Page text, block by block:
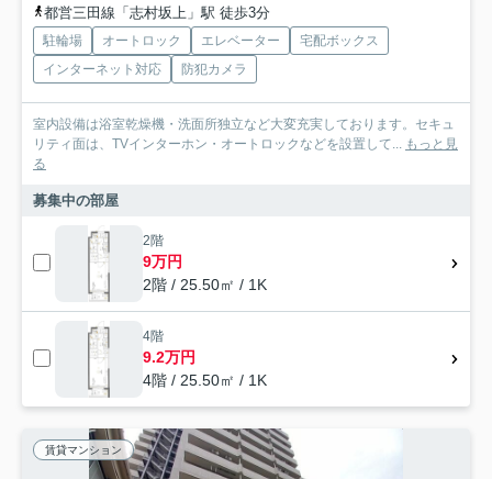
都営三田線「志村坂上」駅 徒歩3分
駐輪場 オートロック エレベーター
宅配ボックス
インターネット対応
防犯カメラ
室内設備は浴室乾燥機・洗面所独立など大変充実しております。セキュ
リティ面は、TVインターホン・オートロックなどを設置して...
もっと見
る
募集中の部屋
2階
9万円
2階 / 25.50㎡ / 1K
4階
9.2万円
4階 / 25.50㎡ / 1K
賃貸マンション